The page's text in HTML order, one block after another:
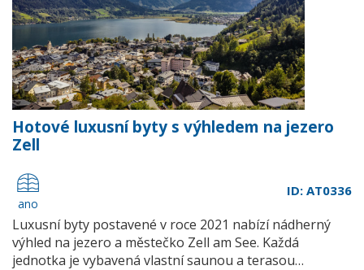
Hotové luxusní byty s výhledem na jezero
Zell
ano
ID: AT0336
Luxusní byty postavené v roce 2021 nabízí nádherný
výhled na jezero a městečko Zell am See. Každá
jednotka je vybavená vlastní saunou a terasou…